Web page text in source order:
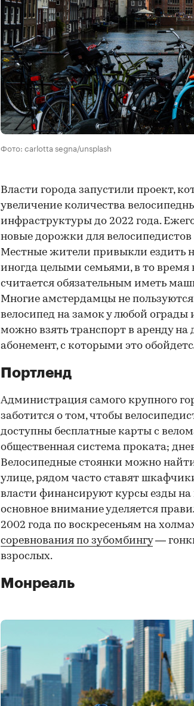
Фото: carlotta segna/unsplash
Власти города запустили проект,
увеличение количества
инфраструктуры до 2022 года.
новые дорожки для
Местные жители привыкли ездить
иногда целыми семьями, в то время
считается обязательным иметь
Многие амстердамцы не
велосипед на замок у любой ограды
можно взять транспорт в аренду на
абонемент, с которыми это
Портленд
Администрация самого крупного
заботится о том, чтобы
доступны бесплатные карты с
общественная система проката;
Велосипедные стоянки можно
улице, рядом часто ставят
власти финансируют курсы езды на
основное внимание уделяется
2002 года по воскресеньям на
соревнования по зубомбингу—
взрослых.
Монреаль